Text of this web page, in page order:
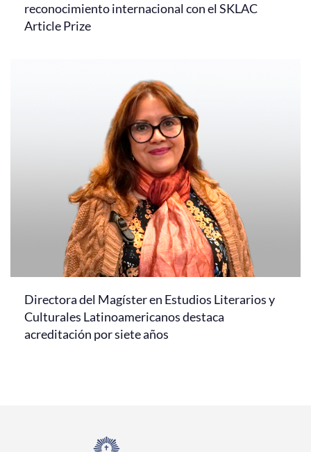
reconocimiento internacional con el SKLAC
Article Prize
Directora del Magíster en Estudios Literarios y
Culturales Latinoamericanos destaca
acreditación por siete años